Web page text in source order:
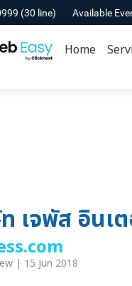
(30 line) Available
Home
เจพัส อินเ
| 15 Jun 2018